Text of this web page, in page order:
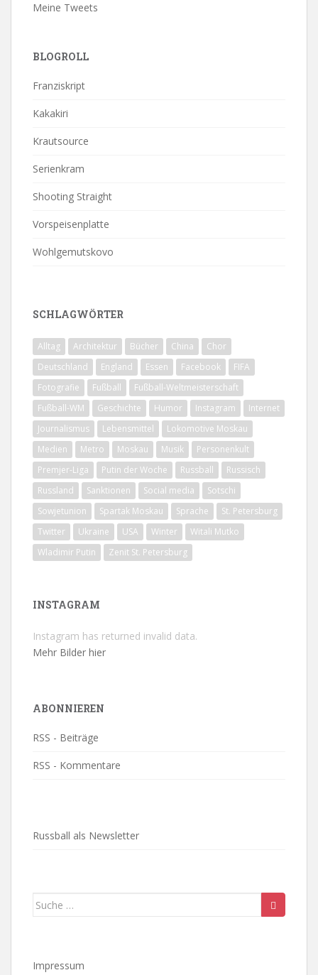
Meine Tweets
BLOGROLL
Franziskript
Kakakiri
Krautsource
Serienkram
Shooting Straight
Vorspeisenplatte
Wohlgemutskovo
SCHLAGWÖRTER
Alltag Architektur Bücher China
Chor
Deutschland
England Essen Facebook
FIFA
Fotografie
Fußball
Fußball-Weltmeisterschaft
Fußball-WM
Geschichte Humor Instagram
Internet
Journalismus
Lebensmittel
Lokomotive Moskau
Medien
Metro Moskau Musik
Personenkult
Premjer-Liga
Putin der Woche Russball
Russisch
Russland
Sanktionen Social media
Sotschi
Sowjetunion
Spartak Moskau Sprache
St. Petersburg
Twitter
Ukraine USA Winter
Witali Mutko
Wladimir Putin
Zenit St. Petersburg
INSTAGRAM
Instagram has returned invalid data.
Mehr Bilder hier
ABONNIEREN
RSS - Beiträge
RSS - Kommentare
Russball als Newsletter
Suche
Impressum